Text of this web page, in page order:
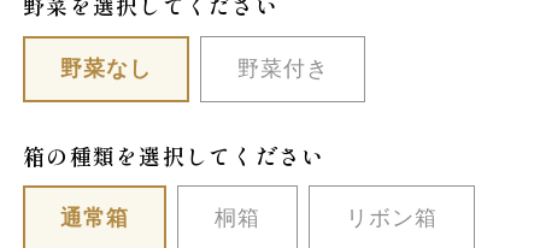
野菜なし 野菜付き
箱の種類を選択してください
通常箱 桐箱 リボン箱